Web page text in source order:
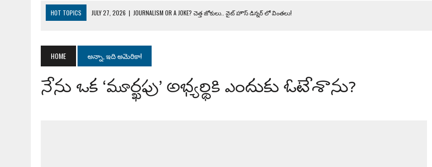
HOT TOPICS JULY 27, 2026 | THE ULTIMATE DISRESPECT: HOW TRUMP ERASED 4 FALLEN HEROES. సైనికులకు ట్రంప్ చేసిన ఘోర అవమానం!
JULY 20, 2026 | THE REALITY OF COSTCO, WALMART IN GLOBAL MARKETS.. ఒక మాగా ‘మేధావి’ అజ్ఞానం
JULY 28, 2026
| THE BROKEN MEN LEADING AMERICA. (MANY HORRIBLE MEN.) మగతనం లేని నాయకులు: అమెరికాకు పట్టిన ఖర్మ!
JULY 27, 2026
JOURNALISM OR A JOKE? చెత్త జోకులు.. వైట్ హౌస్ డిన్నర్ లో వింతలు!
HOME అన్నా, ఇది అమెరికా!
నేను ఒక ‘మూర్ఖపు’ అభ్యర్థికి ఎందుకు ఓటేశాను?